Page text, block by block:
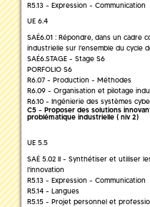
R5.13 - Expression - Communication
UE 6.4
SAÉ6.01 : Répondre, dans un cadre
industrielle sur l'ensemble du cycle
SAÉ6.STAGE - Stage S6
PORFOLIO S6
R6.07 - Production - Méthodes
R6.09 - Organisation et pilotage
R6.10 - Ingénierie des systèmes
C5 - Proposer des solutions
problématique industrielle ( niv 2)
UE 5.5
SAÉ 5.02 II - Synthétiser et utiliser
l'innovation
R5.13 - Expression - Communication
R5.14 - Langues
R5.15 - Projet personnel et